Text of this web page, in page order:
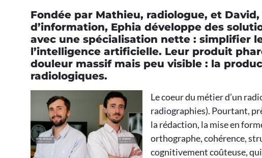
Fondée par Mathieu, radiologue, et
d’information, Ephia développe des
avec une spécialisation nette : simplifier
l’intelligence artificielle. Leur produit
douleur massif mais peu visible : la
radiologiques.
Le coeur du métier d’un
radiographies). Pourtant,
la rédaction, la mise en
orthographe, cohérence,
cognitivement coûteuse,